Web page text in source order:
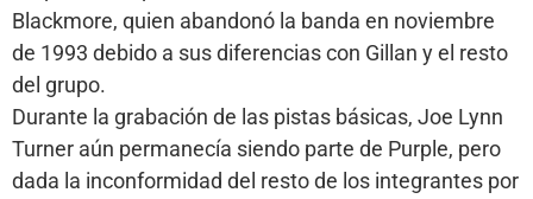
Blackmore, quien abandonó la banda en noviembre
de 1993 debido a sus diferencias con Gillan y el resto
del grupo.
Durante la grabación de las pistas básicas, Joe Lynn
Turner aún permanecía siendo parte de Purple, pero
dada la inconformidad del resto de los integrantes por